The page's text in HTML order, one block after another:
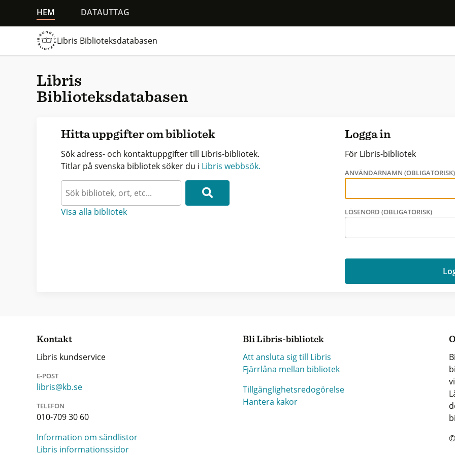
HEM DATAUTTAG
Libris Biblioteksdatabasen
Libris
Biblioteksdatabasen
Hitta uppgifter om bibliotek
Sök adress- och kontaktuppgifter till Libris-bibliotek.
Titlar på svenska bibliotek söker du i Libris webbsök.
Visa alla bibliotek
Logga in
För Libris-bibliotek
ANVÄNDARNAMN (OBLIGATORISK)
LÖSENORD (OBLIGATORISK)
Kontakt
Libris kundservice
E-POST
libris@kb.se
TELEFON
010-709 30 60
Information om sändlistor
Libris informationssidor
Bli Libris-bibliotek
Att ansluta sig till Libris
Fjärrlåna mellan bibliotek
Tillgänglighetsredogörelse
Hantera kakor